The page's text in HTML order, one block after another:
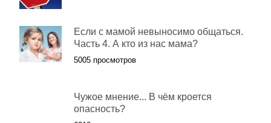
Если с мамой невыносимо общаться.
Часть 4. А кто из нас мама?
5005 просмотров
Чужое мнение... В чём кроется
опасность?